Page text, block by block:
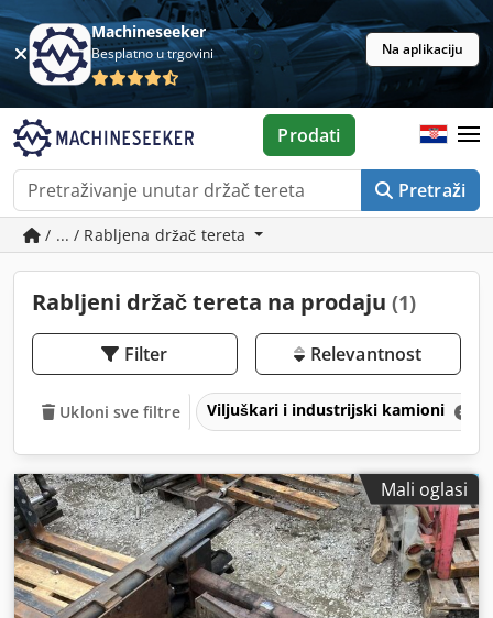
Machineseeker
Besplatno u trgovini Na aplikaciju
Pretraži
Prodati
/ ... / Rabljena držač tereta
Rabljeni držač tereta na prodaju (1)
Filter Relevantnost
Ukloni sve filtre Viljuškari i industrijski kamioni
Mali oglasi